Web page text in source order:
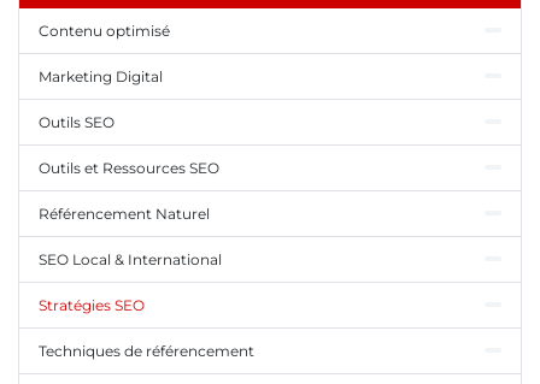
Contenu optimisé
Marketing Digital
Outils SEO
Outils et Ressources SEO
Référencement Naturel
SEO Local & International
Stratégies SEO
Techniques de référencement